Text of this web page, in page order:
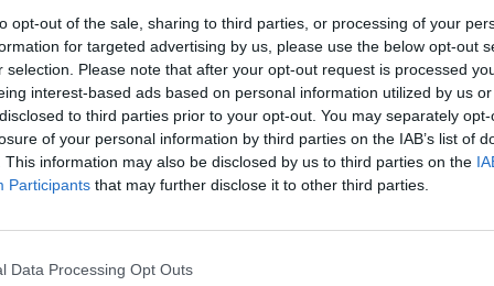
opt-out of the sale, sharing to third parties, or processing of your
for targeted advertising by us, please use the below opt-out
selection. Please note that after your opt-out request is processed
interest-based ads based on personal information utilized by us
to third parties prior to your opt-out. You may separately
of your personal information by third parties on the IAB’s list of
This information may also be disclosed by us to third parties on the
Participants that may further disclose it to other third parties.
Data Processing Opt Outs
silpnąja vieta (Achilo kulnas).
vardas, reiškiantis „drėgnas“, „vandeningas“ arba
žodžioneros, reiškiančio „vanduo“). Graikų
senis, Nereidų tėvas, simbolizuojantis ramią jūrą.